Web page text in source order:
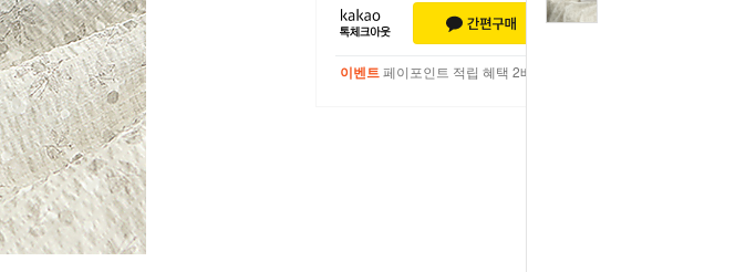
이벤트 페이포인트 적립 혜택 2배 UP!